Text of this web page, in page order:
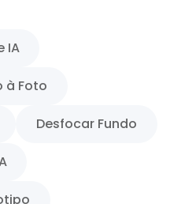
IA
à Foto
Desfocar Fundo